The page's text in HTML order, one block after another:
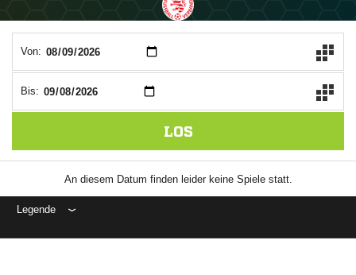
Von:
Bis:
LOS
An diesem Datum finden leider keine Spiele statt.
Legende